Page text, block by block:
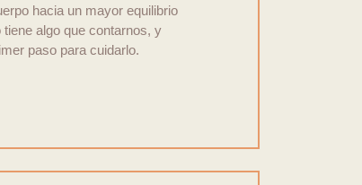
hacia un mayor equilibrio
algo que contarnos, y
paso para cuidarlo.